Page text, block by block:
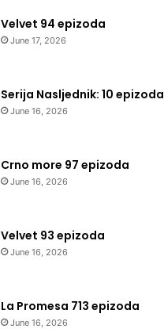
Velvet 94 epizoda
June 17, 2026
Serija Nasljednik: 10 epizoda
June 16, 2026
Crno more 97 epizoda
June 16, 2026
Velvet 93 epizoda
June 16, 2026
La Promesa 713 epizoda
June 16, 2026